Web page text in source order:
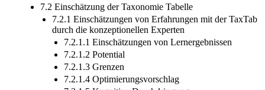
7.2 Einschätzung der Taxonomie Tabelle
7.2.1 Einschätzungen von Erfahrungen mit der TaxTab
durch die konzeptionellen Experten
7.2.1.1 Einschätzungen von Lernergebnissen
7.2.1.2 Potential
7.2.1.3 Grenzen
7.2.1.4 Optimierungsvorschlag